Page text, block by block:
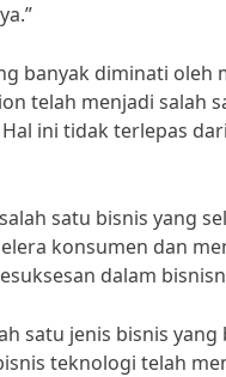
banyak diminati oleh
telah menjadi salah
ini tidak terlepas
satu bisnis yang
konsumen dan
dalam
satu jenis bisnis
teknologi telah